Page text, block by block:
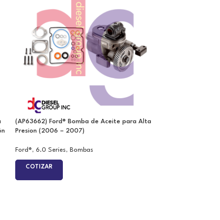
(AP63662) Ford® Bomba de Aceite para Alta
Presion (2006 – 2007)
Ford®, 6.0 Series, Bombas
COTIZAR